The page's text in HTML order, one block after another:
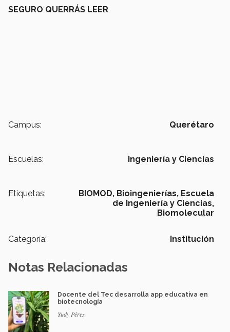
SEGURO QUERRÁS LEER
Campus: Querétaro
Escuelas: Ingeniería y Ciencias
Etiquetas: BIOMOD, Bioingenierías, Escuela
de Ingeniería y Ciencias,
Biomolecular
Categoría: Institución
Notas Relacionadas
Docente del Tec desarrolla app educativa en
biotecnología
Yudy Pérez